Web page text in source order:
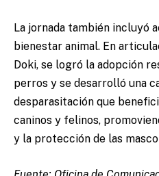
La jornada también incluyó
bienestar animal. En
Doki, se logró la adopción
perros y se desarrolló una
desparasitación que
caninos y felinos,
y la protección de las